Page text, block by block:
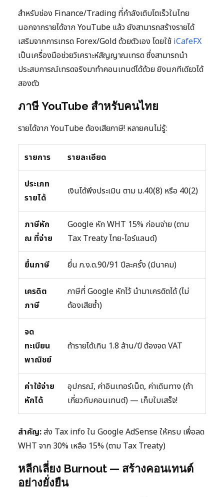
สำหรับช่อง Finance/Trading ที่กำลังเติบโตเร็วในไทย
นอกจากรายได้จาก YouTube แล้ว ยังสามารถสร้างรายได้
เสริมจากการเทรด Forex/Gold ด้วยตัวเอง โดยใช้ iCafeFX
เป็นเครื่องมือช่วยวิเคราะห์สัญญาณเทรด ซึ่งสามารถนำ
ประสบการณ์เทรดจริงมาทำคอนเทนต์ได้ด้วย ยิงนกทีเดียวได้
สองตัว
ภาษี YouTube สำหรับคนไทย
รายได้จาก YouTube ต้องเสียภาษี! หลายคนไม่รู้:
รายการ รายละเอียด
ประเภท
รายได้
เงินได้พึงประเมิน ตาม ม.40(8) หรือ 40(2)
ภาษีหัก
ณ ที่จ่าย
Google หัก WHT 15% ก่อนจ่าย (ตาม
Tax Treaty ไทย-ไอร์แลนด์)
ยื่นภาษี ยื่น ภ.ง.ด.90/91 ปีละครั้ง (มีนาคม)
เครดิต
ภาษี
ภาษีที่ Google หักไว้ นำมาเครดิตได้ (ไม่
ต้องเสียซ้ำ)
จด
ทะเบียน
พาณิชย์
ถ้ารายได้เกิน 1.8 ล้าน/ปี ต้องจด VAT
ค่าใช้จ่าย
หักได้
อุปกรณ์, ค่าอินเทอร์เน็ต, ค่าเดินทาง (ถ้า
เกี่ยวกับคอนเทนต์) — เก็บใบเสร็จ!
สำคัญ:ส่ง Tax info ใน Google AdSense ให้ครบ เพื่อลด
WHT จาก 30% เหลือ 15% (ตาม Tax Treaty)
หลีกเลี่ยง Burnout — สร้างคอนเทนต์
อย่างยั่งยืน